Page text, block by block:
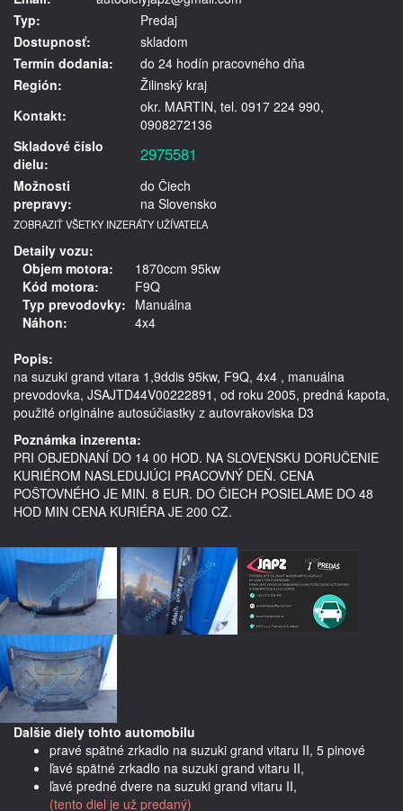
Typ:
Predaj
Dostupnosť:
skladom
Termín dodania:
do 24 hodín pracovného dňa
Región:
Žilinský kraj
Kontakt:
okr. MARTIN, tel. 0917 224 990,
0908272136
Skladové číslo
dielu:
2975581
Možnosti
prepravy:
do Čiech
na Slovensko
ZOBRAZIŤ VŠETKY INZERÁTY UŽÍVATEĽA
Detaily vozu:
Objem motora:
1870ccm 95kw
Kód motora:
F9Q
Typ prevodovky: Manuálna
Náhon:
4x4
Popis:
na suzuki grand vitara 1,9ddis 95kw, F9Q, 4x4 , manuálna
prevodovka, JSAJTD44V00222891, od roku 2005, predná kapota,
použité originálne autosúčiastky z autovrakoviska D3
Poznámka inzerenta:
PRI OBJEDNANÍ DO 14 00 HOD. NA SLOVENSKU DORUČENIE
KURIÉROM NASLEDUJÚCI PRACOVNÝ DEŇ. CENA
POŠTOVNÉHO JE MIN. 8 EUR. DO ČIECH POSIELAME DO 48
HOD MIN CENA KURIÉRA JE 200 CZ.
Dalšie diely tohto automobilu
pravé spätné zrkadlo na suzuki grand vitaru II, 5 pinové
ľavé spätné zrkadlo na suzuki grand vitaru II,
ľavé predné dvere na suzuki grand vitaru II,
(tento diel je už predaný)